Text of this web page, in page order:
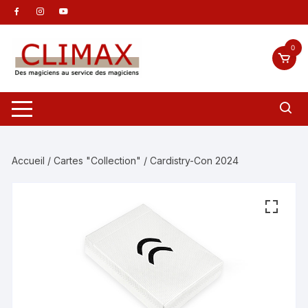
Aller
au
contenu
0
Accueil /Cartes "Collection" / Cardistry-Con 2024